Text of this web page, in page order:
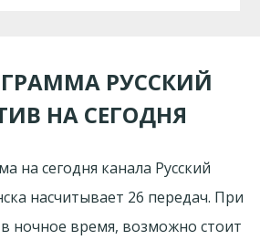
РУССКИЙ
НА СЕГОДНЯ
на сегодня канала Русский
насчитывает 26 передач. При
ночное время, возможно стоит